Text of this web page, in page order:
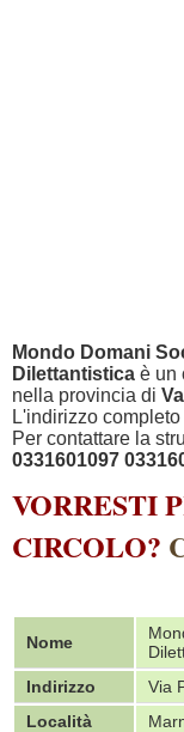
Mondo Domani
Dilettantistica è un
nella provincia di
L'indirizzo
Per contattare la
0331601097
VORRESTI
CIRCOLO?
Nome
Indirizzo
Via
Località